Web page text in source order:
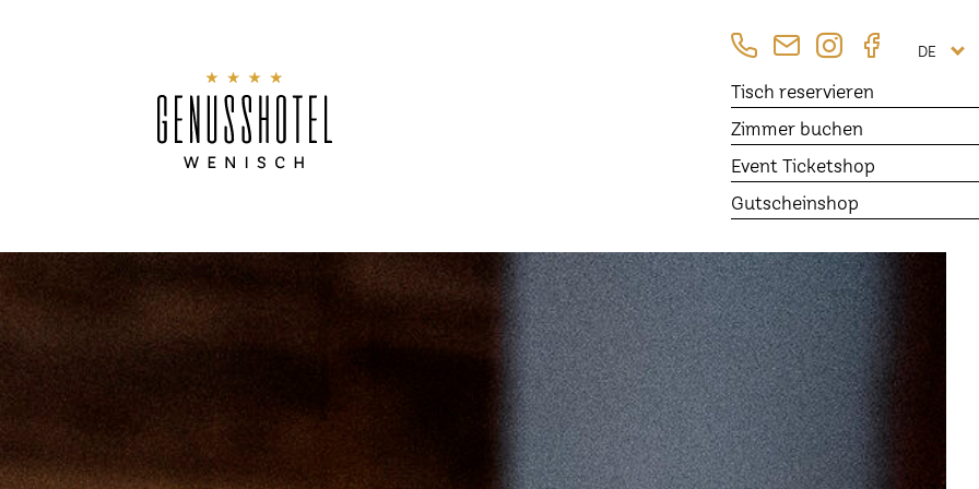
DE
Tisch reservieren
Zimmer buchen
Event Ticketshop
Gutscheinshop